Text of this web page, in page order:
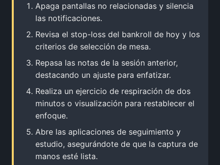
Apaga pantallas no relacionadas y silencia
las notificaciones.
Revisa el stop-loss del bankroll de hoy y los
criterios de selección de mesa.
Repasa las notas de la sesión anterior,
destacando un ajuste para enfatizar.
Realiza un ejercicio de respiración de dos
minutos o visualización para restablecer el
enfoque.
Abre las aplicaciones de seguimiento y
estudio, asegurándote de que la captura de
manos esté lista.